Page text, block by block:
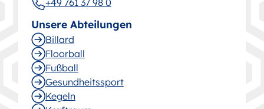
Unsere Abteilungen
Billard
Floorball
Fußball
Gesund­heitssport
Kegeln